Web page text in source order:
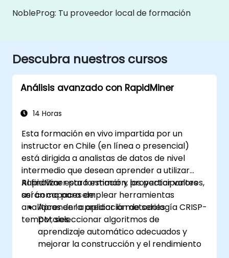
NobleProg: Tu proveedor local de formación
Descubra nuestros cursos
Análisis avanzado con RapidMiner
14 Horas
Esta formación en vivo impartida por un
instructor en Chile (en línea o presencial)
está dirigida a analistas de datos de nivel
intermedio que desean aprender a utilizar
RapidMiner para estimar y proyectar valores,
así como para emplear herramientas
analíticas en la predicción de series
temporales.
Al finalizar esta formación, los participantes
serán capaces de:
Aprender a aplicar la metodología CRISP-
DM, seleccionar algoritmos de
aprendizaje automático adecuados y
mejorar la construcción y el rendimiento